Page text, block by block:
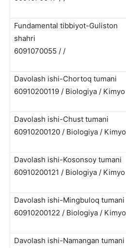
Fundamental tibbiyot-Guliston
shahri
6091070055 / /
Davolash ishi-Chortoq tumani
60910200119 / Biologiya / Kimyo
Davolash ishi-Chust tumani
60910200120 / Biologiya / Kimyo
Davolash ishi-Kosonsoy tumani
60910200121 / Biologiya / Kimyo
Davolash ishi-Mingbuloq tumani
60910200122 / Biologiya / Kimyo
Davolash ishi-Namangan tumani